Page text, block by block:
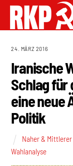
24. MÄRZ 2016
Iranische
Schlag für
eine neue
Politik
Naher & Mittlerer
Wahlanalyse